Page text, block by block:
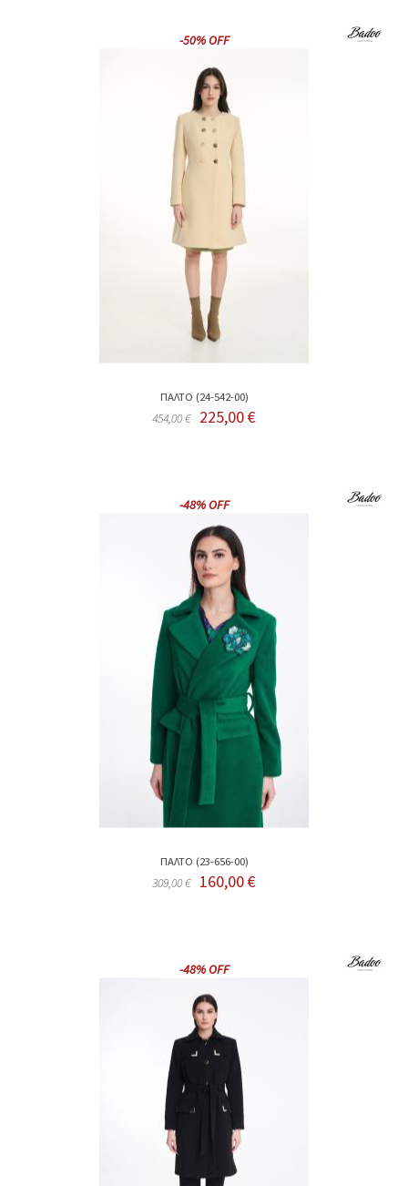
ΠΑΛΤΟ (24-542-00)
454,00 € 225,00 €
-50% OFF
ΠΑΛΤΟ (23-656-00)
309,00 € 160,00 €
-48% OFF
-48% OFF